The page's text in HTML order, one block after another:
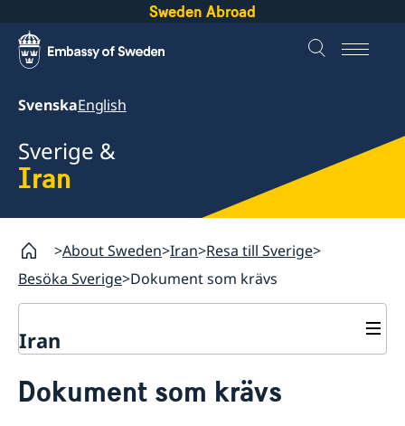
Sweden Abroad
SvenskaEnglish
Sverige &
Iran
About Sweden Iran Resa till Sverige
Besöka Sverige Dokument som krävs
Iran
Boka tid
Dokument som krävs